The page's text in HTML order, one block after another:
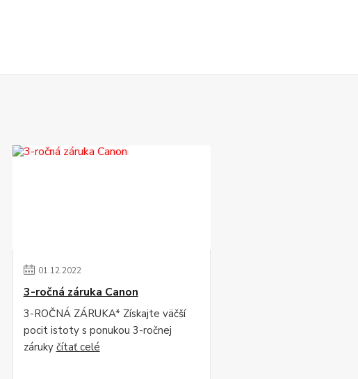
01.12.2022
3-ročná záruka Canon
3-ROČNÁ ZÁRUKA* Získajte väčší
pocit istoty s ponukou 3-ročnej
záruky čítať celé